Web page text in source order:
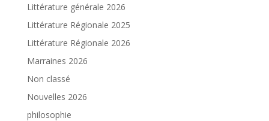
Littérature générale 2026
Littérature Régionale 2025
Littérature Régionale 2026
Marraines 2026
Non classé
Nouvelles 2026
philosophie